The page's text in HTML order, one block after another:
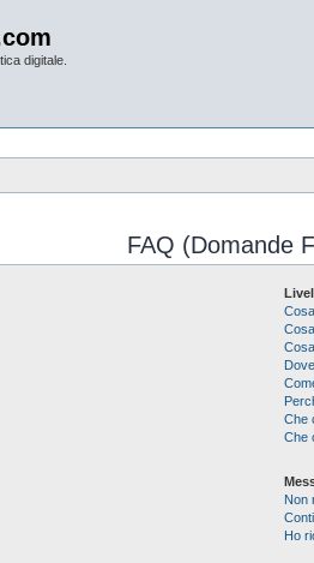
digitale.
FAQ (Domande
Che
Che
Non
Ho